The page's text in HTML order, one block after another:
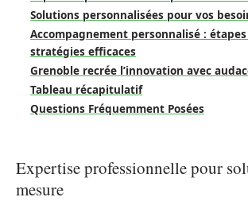
Solutions personnalisées pour vos
Accompagnement personnalisé :
stratégies efficaces
Grenoble recrée l’innovation avec
Tableau récapitulatif
Questions Fréquemment Posées
Expertise professionnelle pour
mesure